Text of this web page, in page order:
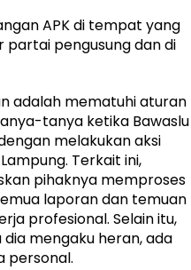
APK di tempat yang
pengusung dan di
adalah mematuhi aturan
tanya ketika Bawaslu
melakukan aksi
Terkait ini,
pihaknya memproses
laporan dan temuan
profesional. Selain itu,
mengaku heran, ada
personal.